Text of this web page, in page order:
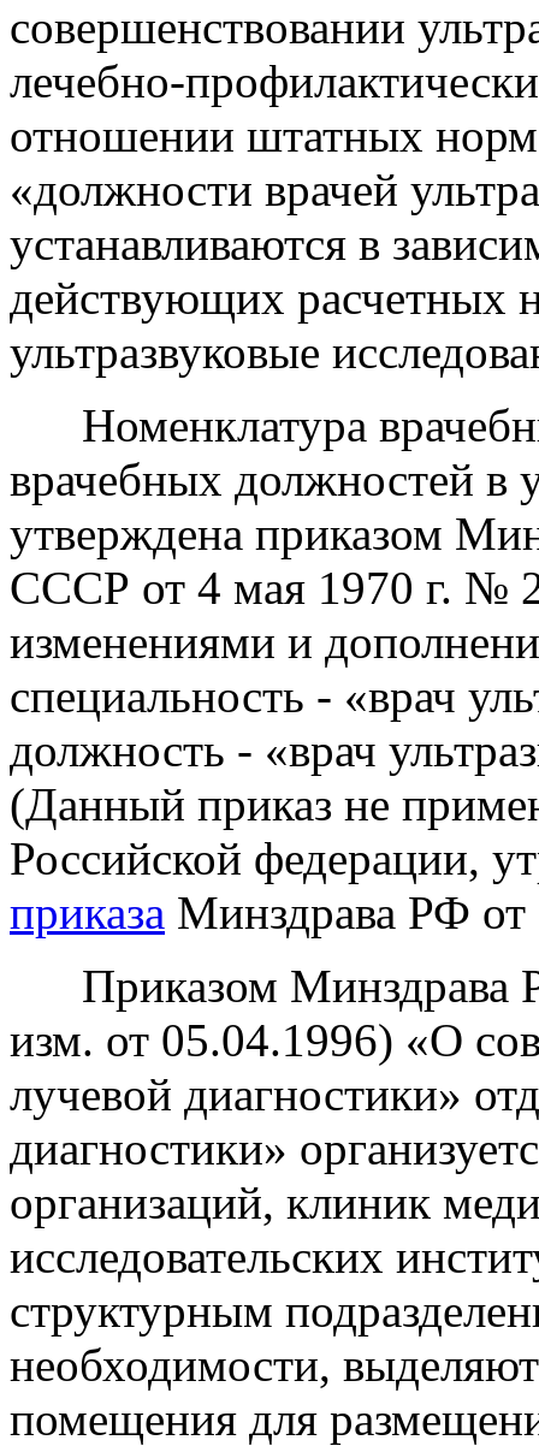
совершенствовании
лечебно-
отношении штатных
«должности врачей
устанавливаются в
действующих расчетных
ультразвуковые
Номенклатура
врачебных должностей в
утверждена приказом
СССР от 4 мая 1970 г. №
изменениями и
специальность - «врач
должность - «врач
(Данный приказ не
Российской федерации,
приказа Минздрава РФ
Приказом Минздрава
изм. от 05.04.1996) «О
лучевой диагностики»
диагностики»
организаций, клиник
исследовательских
структурным
необходимости,
помещения для